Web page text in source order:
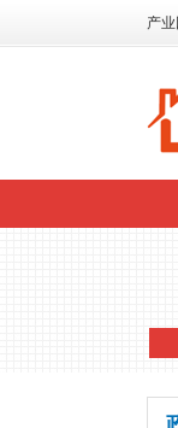
产